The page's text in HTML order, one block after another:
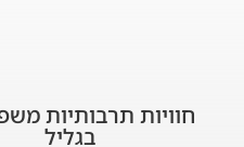
חוויות תרבותיות
בגליל